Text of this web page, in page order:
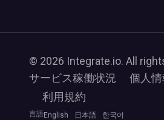
© 2026 Integrate.io. All
サービス稼働状況
個人
利用規約
言語 English 日本語 한국어